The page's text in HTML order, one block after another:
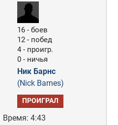
16 - боев
12 - побед
4 - проигр.
0 - ничья
Ник Барнс
(Nick Barnes)
ПРОИГРАЛ
Время: 4:43